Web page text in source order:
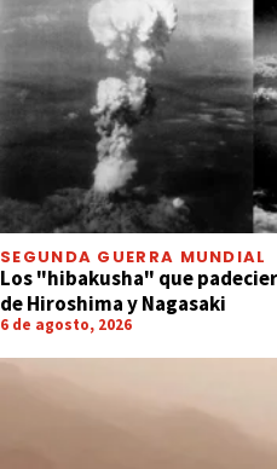
SEGUNDA GUERRA MUNDIAL
Los "hibakusha" que
de Hiroshima y Nagasaki
6 de agosto, 2026